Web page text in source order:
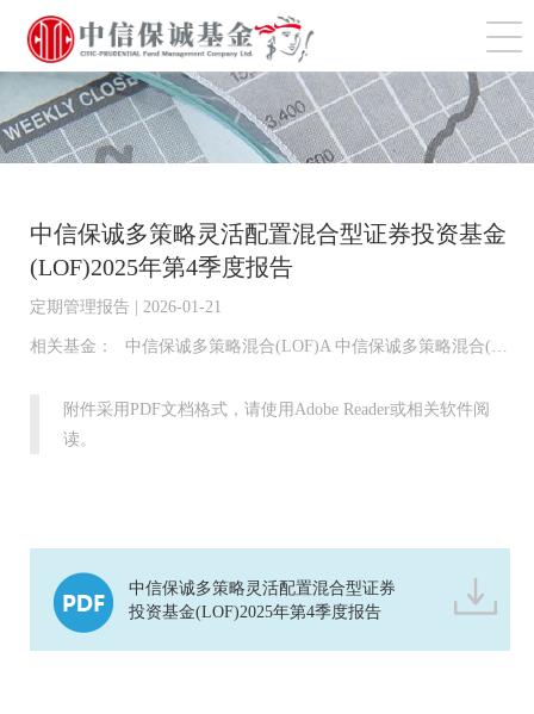
切
中信保诚多策略灵活配置混合型证券投资基金
(LOF)2025年第4季度报告
定期管理报告 | 2026-01-21
相关基金： 中信保诚多策略混合(LOF)A 中信保诚多策略混合(LOF)C
附件采用PDF文档格式，请使用Adobe Reader或相关软件阅
读。
中信保诚多策略灵活配置混合型证券
投资基金(LOF)2025年第4季度报告